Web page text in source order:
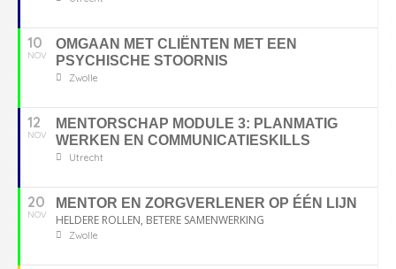
10
NOV
OMGAAN MET CLIËNTEN MET EEN
PSYCHISCHE STOORNIS
Zwolle
12
NOV
MENTORSCHAP MODULE 3: PLANMATIG
WERKEN EN COMMUNICATIESKILLS
Utrecht
20
NOV
MENTOR EN ZORGVERLENER OP ÉÉN LIJN
HELDERE ROLLEN, BETERE SAMENWERKING
Zwolle